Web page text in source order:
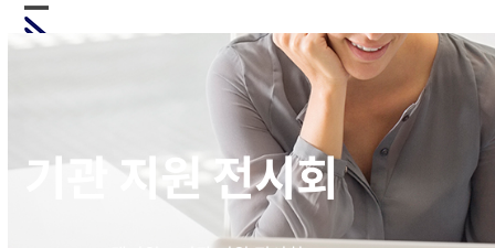
Skip
to Open
Close
기관 지원 전시회